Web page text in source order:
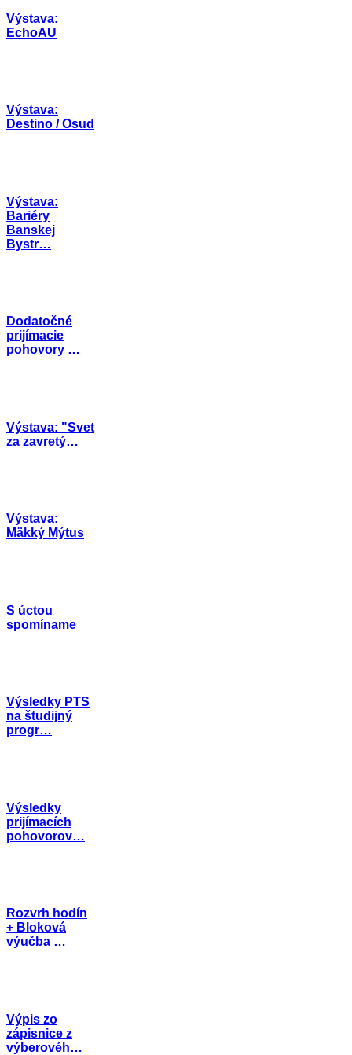
Výstava:
EchoAU
Výstava:
Destino / Osud
Výstava:
Bariéry
Banskej
Bystr…
Dodatočné
prijímacie
pohovory …
Výstava: "Svet
za zavretý…
Výstava:
Mäkký Mýtus
S úctou
spomíname
Výsledky PTS
na študijný
progr…
Výsledky
prijímacích
pohovorov…
Rozvrh hodín
+ Bloková
výučba …
Výpis zo
zápisnice z
výberovéh…